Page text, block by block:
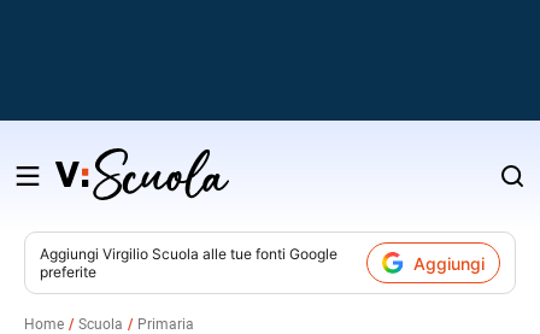
Salta
contenuto
Aggiungi Virgilio Scuola alle tue fonti Google
preferite
Aggiungi
Home Scuola Primaria